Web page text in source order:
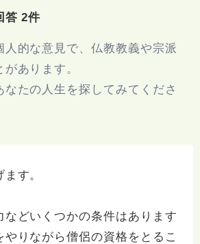
答 2件
人的な意見で、仏教教義や宗派
あります。
なたの人生を探してみてくださ
す。
などいくつかの条件はあります
やりながら僧侶の資格をとるこ